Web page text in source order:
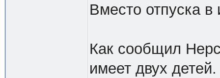
Вместо отпуска в
Как сообщил
имеет двух